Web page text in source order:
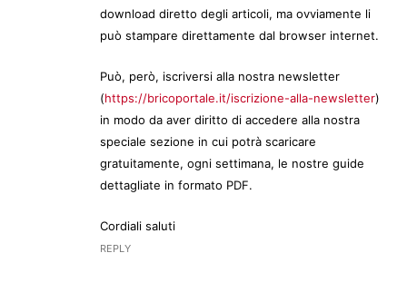
download diretto degli articoli, ma ovviamente li
può stampare direttamente dal browser internet.
Può, però, iscriversi alla nostra newsletter
(https://bricoportale.it/iscrizione-alla-newsletter)
in modo da aver diritto di accedere alla nostra
speciale sezione in cui potrà scaricare
gratuitamente, ogni settimana, le nostre guide
dettagliate in formato PDF.
Cordiali saluti
REPLY